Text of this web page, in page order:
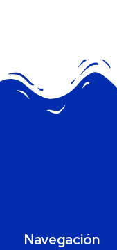
Navegación